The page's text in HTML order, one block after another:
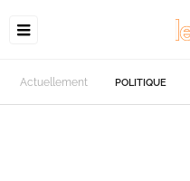
Actuellement POLITIQUE